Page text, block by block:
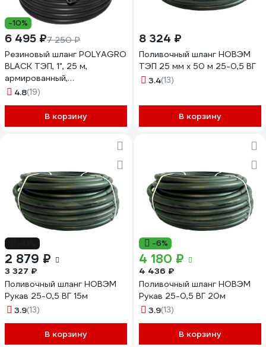
-10%
6 495 ₽7 250 ₽
Резиновый шланг POLYAGRO
BLACK ТЭП, 1", 25 м,
армированный,
морозостойкий 7558825
4.8(19)
В корзину
8 324 ₽
Поливочный шланг НОВЭМ
ТЭП 25 мм х 50 м 25-0,5 ВГ
3.4(13)
В корзину
2 879 ₽
3 327 ₽
Поливочный шланг НОВЭМ
Рукав 25-0,5 ВГ 15м
3.9(13)
В корзину
-6%
4 180 ₽
4 436 ₽
Поливочный шланг НОВЭМ
Рукав 25-0,5 ВГ 20м
3.9(13)
В корзину